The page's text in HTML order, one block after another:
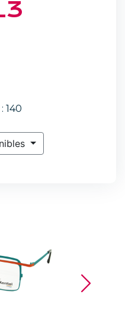
140